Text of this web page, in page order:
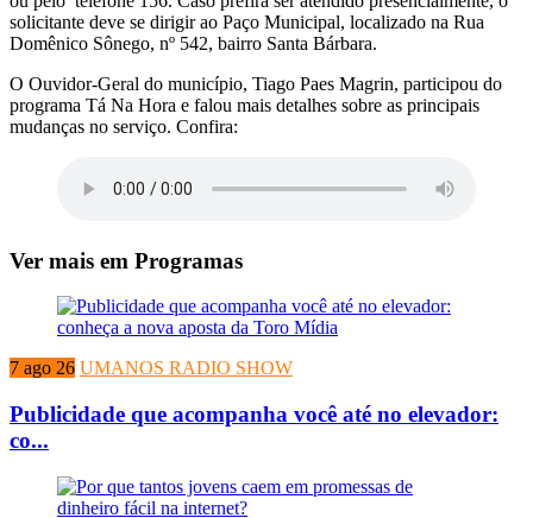
solicitante deve se dirigir ao Paço Municipal, localizado na Rua
Domênico Sônego, nº 542, bairro Santa Bárbara.
O Ouvidor-Geral do município, Tiago Paes Magrin, participou do
programa Tá Na Hora e falou mais detalhes sobre as principais
mudanças no serviço. Confira:
Ver mais em Programas
7 ago 26 UMANOS RADIO SHOW
Publicidade que acompanha você até no elevador:
co...